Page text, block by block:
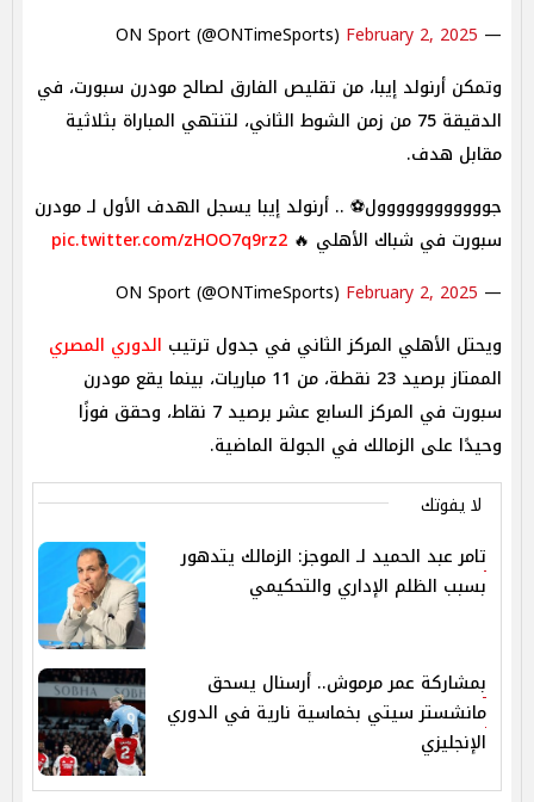
— ON Sport (@ONTimeSports)
February 2, 2025
وتمكن أرنولد إيبا، من تقليص الفارق لصالح مودرن سبورت، في
الدقيقة 75 من زمن الشوط الثاني، لتنتهي المباراة بثلاثية
مقابل هدف.
جوووووووووووول⚽ .. أرنولد إيبا يسجل الهدف الأول لـ مودرن
سبورت في شباك الأهلي 🔥 pic.twitter.com/zHOO7q9rz2
— ON Sport (@ONTimeSports)
February 2, 2025
ويحتل الأهلي المركز الثاني في جدول ترتيب الدوري المصري
الممتاز برصيد 23 نقطة، من 11 مباريات، بينما يقع مودرن
سبورت في المركز السابع عشر برصيد 7 نقاط، وحقق فوزًا
وحيدًا على الزمالك في الجولة الماضية.
لا يفوتك
تامر عبد الحميد لـ الموجز: الزمالك يتدهور
بسبب الظلم الإداري والتحكيمي
بمشاركة عمر مرموش.. أرسنال يسحق
مانشستر سيتي بخماسية نارية في الدوري
الإنجليزي